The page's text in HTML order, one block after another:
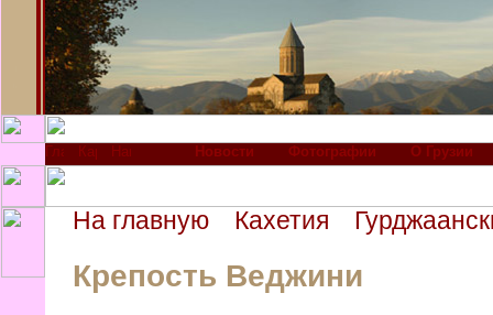
Новости Фотографии О Грузии
На главную Кахетия
Крепость Веджини